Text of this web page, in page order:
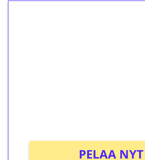
PELAA NYT